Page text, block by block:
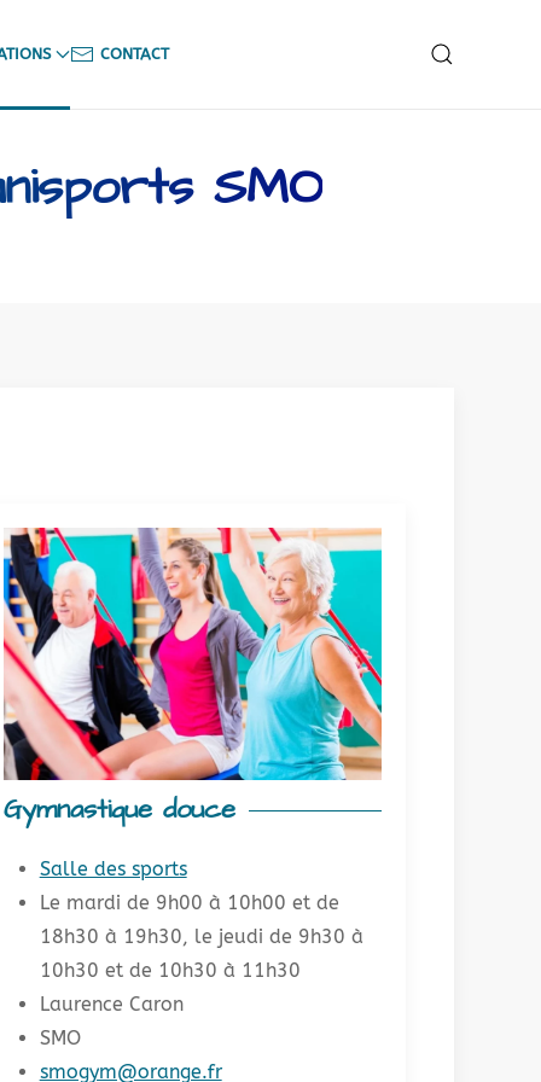
CONTACT
SMO
Gymnastique douce
Salle des sports
Le mardi de 9h00 à 10h00 et de
18h30 à 19h30, le jeudi de 9h30 à
10h30 et de 10h30 à 11h30
Laurence Caron
SMO
smogym@orange.fr